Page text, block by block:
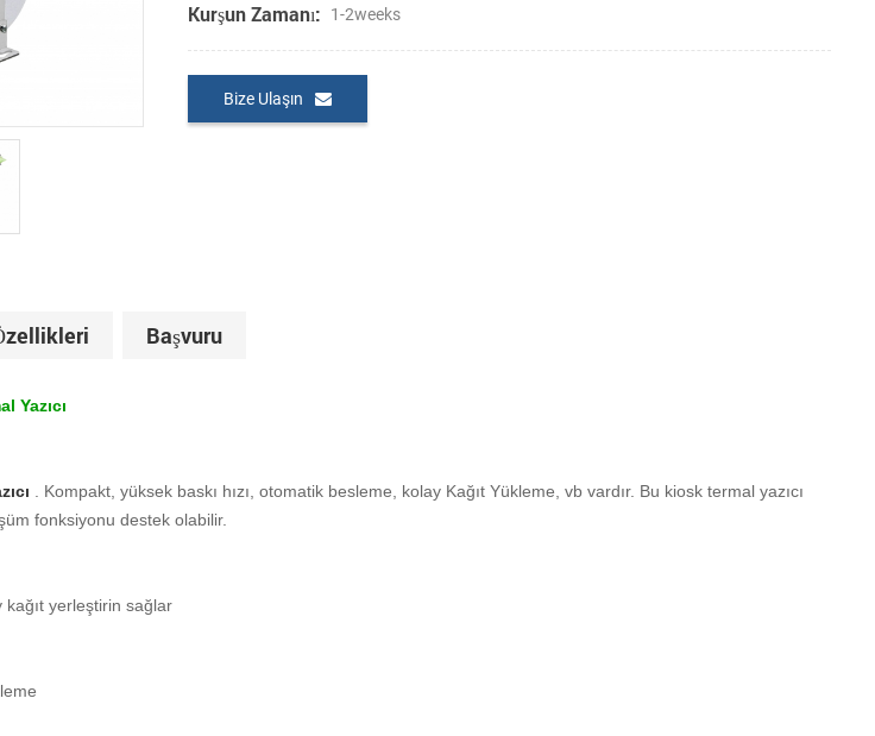
Kurşun Zamanı: 1-2weeks
Bize Ulaşın
Başvuru
Yazıcı
. Kompakt, yüksek baskı hızı, otomatik besleme, kolay Kağıt Yükleme, vb vardır. Bu kiosk termal yazıcı
fonksiyonu destek olabilir.
kağıt yerleştirin sağlar